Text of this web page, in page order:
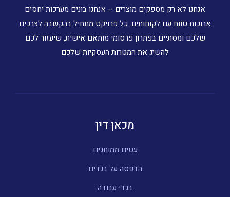
אנחנו לא רק מספקים מוצרים – אנחנו בונים מערכות יחסים
ארוכות טווח עם לקוחותינו. כל פרויקט מתחיל בהקשבה לצרכים
שלכם ומסתיים בפתרון פרסומי מותאם אישית, שיעזור לכם
להשיג את המטרות העסקיות שלכם
מכאן דין
עטים ממותגים
הדפסה על בגדים
בגדי עבודה